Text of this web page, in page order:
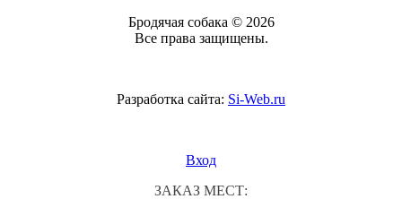
Бродячая собака © 2026
Все права защищены.
Разработка сайта: Si-Web.ru
Вход
ЗАКАЗ МЕСТ: